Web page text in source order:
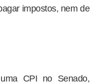
impostos, nem de
CPI no Senado,